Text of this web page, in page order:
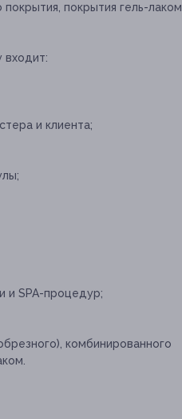
покрытия гель-лаком,
входит:
и клиента;
и SPA-процедур;
комбинированного